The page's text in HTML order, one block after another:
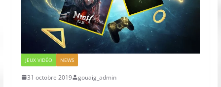
JEUX VIDÉO NEWS
31 octobre 2019 gouaig_admin